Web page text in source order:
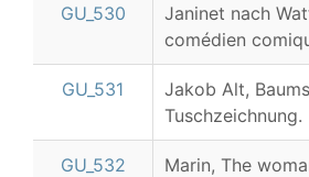
GU_530
Janinet nach
comédien
GU_531
Jakob Alt,
Tuschzeichnung.
GU_532 Marin, The